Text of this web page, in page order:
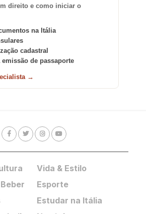
direito e como iniciar o
na Itália
cadastral
emissão de passaporte
→
Vida & Estilo
Esporte
Estudar na Itália